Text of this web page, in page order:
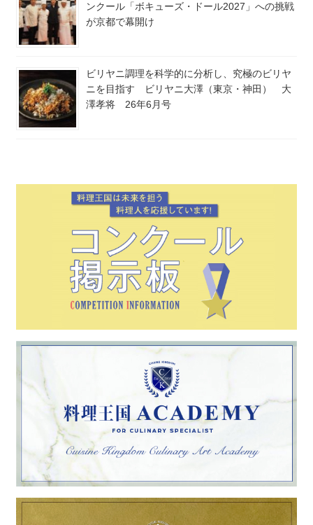
ンクール「ボキューズ・ドール2027」への挑戦
が京都で幕開け
ビリヤニ調理を科学的に分析し、究極のビリヤ
ニを目指す ビリヤニ大澤（東京・神田） 大
澤孝将 26年6月号